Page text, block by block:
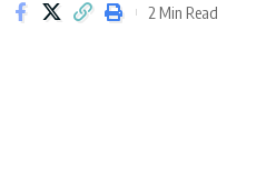
2 Min Read